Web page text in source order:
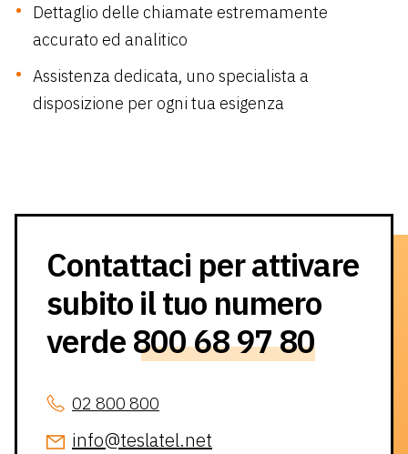
Dettaglio delle chiamate estremamente
accurato ed analitico
Assistenza dedicata, uno specialista a
disposizione per ogni tua esigenza
Contattaci per attivare
subito il tuo numero
verde800 68 97 80
02 800 800
info@teslatel.net